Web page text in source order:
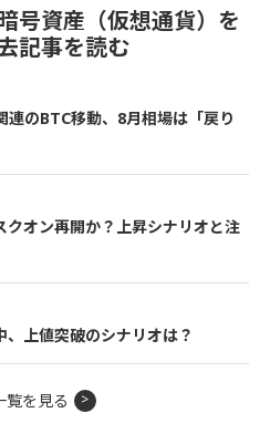
号資産（仮想通貨）を
記事を読む
連のBTC移動、8月相場は「戻り
クオン再開か？上昇シナリオと注
、上値突破のシナリオは？
覧を見る